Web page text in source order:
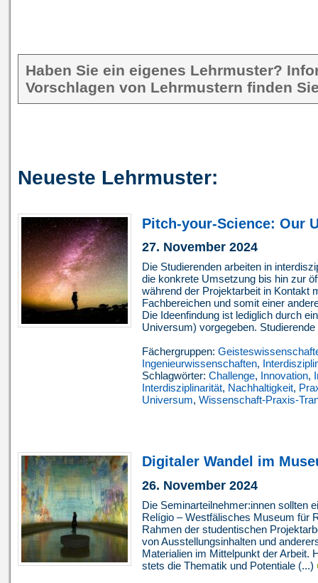
Haben Sie ein eigenes Lehrmuster?
Vorschlagen von Lehrmustern finden
Neueste Lehrmuster:
Pitch-your-Science: Our
27. November 2024
Die Studierenden arbeiten in
die konkrete Umsetzung bis hin zur
während der Projektarbeit in Kontakt
Fachbereichen und somit einer
Die Ideenfindung ist lediglich durch
Universum) vorgegeben.
Fächergruppen:
Ingenieurwissenschaften,
Schlagwörter: Challenge, Innovation,
Interdisziplinarität, Nachhaltigkeit,
Universum, Wissenschaft-Praxis-
Digitaler Wandel im
26. November 2024
Die Seminarteilnehmer:innen sollten
Relígio – Westfälisches Museum für
Rahmen der studentischen
von Ausstellungsinhalten und
Materialien im Mittelpunkt der Arbeit.
stets die Thematik und Potentiale (...)